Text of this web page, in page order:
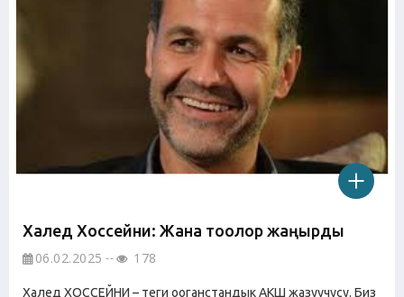
Халед Хоссейни: Жана тоолор жаңырды
06.02.2025 178
Халед ХОССЕЙНИ – теги ооганстандык АКШ жазуучусу. Биз